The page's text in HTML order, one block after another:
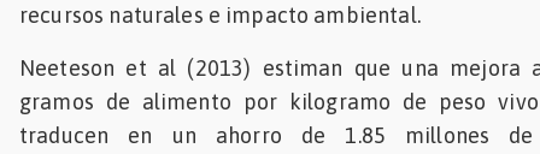
recursos naturales e impacto ambiental.
Neeteson et al (2013) estiman que una mejora
gramos de alimento por kilogramo de peso
traducen en un ahorro de 1.85 millones de